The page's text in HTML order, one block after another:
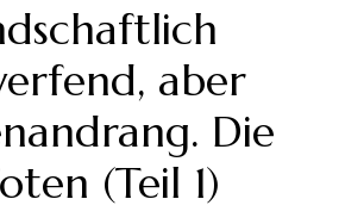
aber
Die
(Teil 1)